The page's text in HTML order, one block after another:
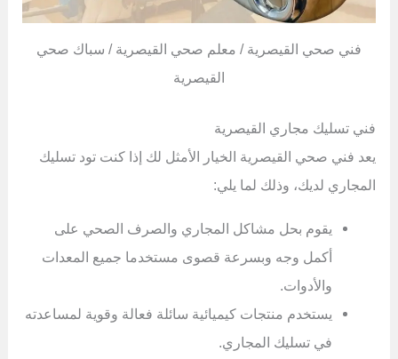
فني صحي القيصرية / معلم صحي القيصرية / سباك صحي
القيصرية
فني تسليك مجاري القيصرية
يعد فني صحي القيصرية الخيار الأمثل لك إذا كنت تود تسليك
المجاري لديك، وذلك لما يلي:
يقوم بحل مشاكل المجاري والصرف الصحي على
أكمل وجه وبسرعة قصوى مستخدما جميع المعدات
والأدوات.
يستخدم منتجات كيميائية سائلة فعالة وقوية لمساعدته
في تسليك المجاري.